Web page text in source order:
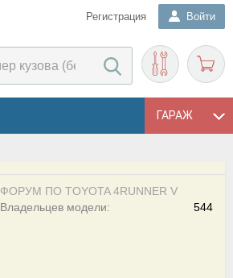
Регистрация Войти
ГАРАЖ
ФОРУМ ПО TOYOTA 4RUNNER V
544
Владельцев модели: